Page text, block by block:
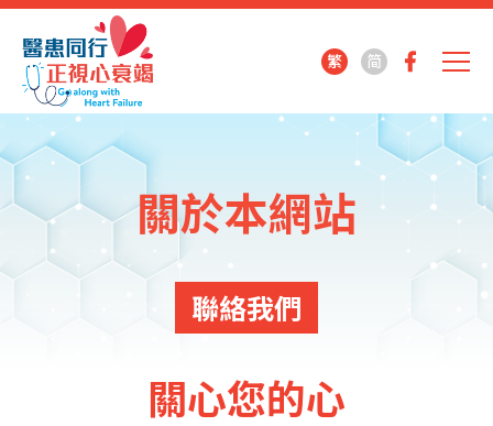
繁 简
關於本網站
聯絡我們
關心您的心